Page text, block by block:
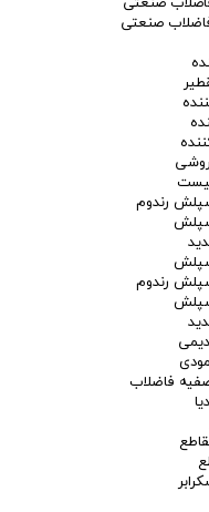
صنعتی
رندوم
رندوم
فاضلاب